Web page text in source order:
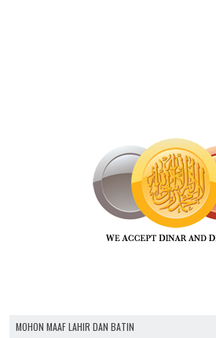
MOHON MAAF LAHIR DAN BATIN